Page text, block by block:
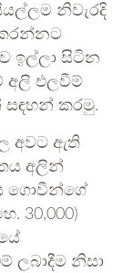
නිවැරදි
ඉල්ලා සිටින
අලි එලවීම්
සඳහන් කරමු.
අවට ඇති
අලින්
ගොවීන්ගේ
30,000)
ලබාදීම නිසා